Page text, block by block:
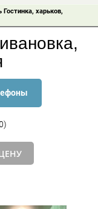
Гостинка, харьков,